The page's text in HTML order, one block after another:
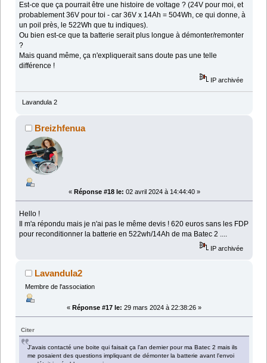
Est-ce que ça pourrait être une histoire de voltage ? (24V pour moi, et
probablement 36V pour toi - car 36V x 14Ah = 504Wh, ce qui donne, à
un poil près, le 522Wh que tu indiques).
Ou bien est-ce que ta batterie serait plus longue à démonter/remonter
?
Mais quand même, ça n'expliquerait sans doute pas une telle
différence !
IP archivée
Lavandula 2
Breizhfenua
« Réponse #18 le: 02 avril 2024 à 14:44:40 »
Hello !
Il m'a répondu mais je n'ai pas le même devis ! 620 euros sans les FDP
pour reconditionner la batterie en 522wh/14Ah de ma Batec 2 ....
IP archivée
Lavandula2
Membre de l'association
« Réponse #17 le: 29 mars 2024 à 22:38:26 »
Citer
J'avais contacté une boite qui faisait ça l'an dernier pour ma Batec 2 mais ils
me posaient des questions impliquant de démonter la batterie avant l'envoi